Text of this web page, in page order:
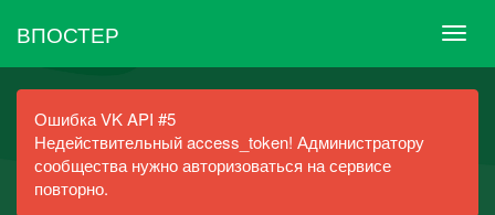
ВПОСТЕР
Ошибка VK API #5
Недействительный access_token! Администратору
сообщества нужно авторизоваться на сервисе
повторно.